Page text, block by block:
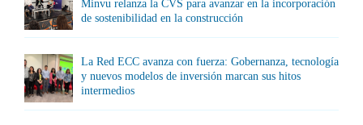
Minvu relanza la CVS para avanzar en la incorporación
de sostenibilidad en la construcción
La Red ECC avanza con fuerza: Gobernanza, tecnología
y nuevos modelos de inversión marcan sus hitos
intermedios